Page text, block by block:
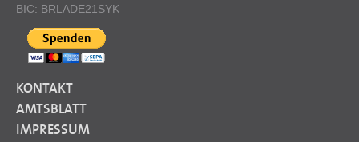
BIC: BRLADE21SYK
KONTAKT
AMTSBLATT
IMPRESSUM